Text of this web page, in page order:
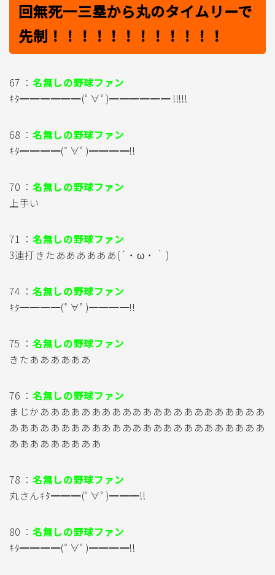
回無死一三塁から丸のタイムリーで
先制！！！！！！！！！！！！
67 ： 名無しの野球ファン
ｷﾀ━━━━━━(ﾟ∀ﾟ)━━━━━━ !!!!!
68 ： 名無しの野球ファン
ｷﾀ━━━━(ﾟ∀ﾟ)━━━━!!
70 ： 名無しの野球ファン
上手い
71 ： 名無しの野球ファン
3連打きたああああああ(´・ω・｀)
74 ： 名無しの野球ファン
ｷﾀ━━━━(ﾟ∀ﾟ)━━━━!!
75 ： 名無しの野球ファン
きたああああああ
76 ： 名無しの野球ファン
まじかああああああああああああああああああああああ
あああああああああああああああああああああああああ
あああああああああ
78 ： 名無しの野球ファン
丸さんｷﾀ━━━(ﾟ∀ﾟ)━━━!!
80 ： 名無しの野球ファン
ｷﾀ━━━━(ﾟ∀ﾟ)━━━━!!